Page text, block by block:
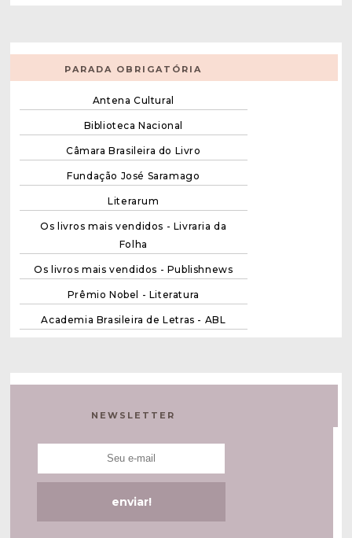
PARADA OBRIGATÓRIA
Antena Cultural
Biblioteca Nacional
Câmara Brasileira do Livro
Fundação José Saramago
Literarum
Os livros mais vendidos - Livraria da
Folha
Os livros mais vendidos - Publishnews
Prêmio Nobel - Literatura
Academia Brasileira de Letras - ABL
NEWSLETTER